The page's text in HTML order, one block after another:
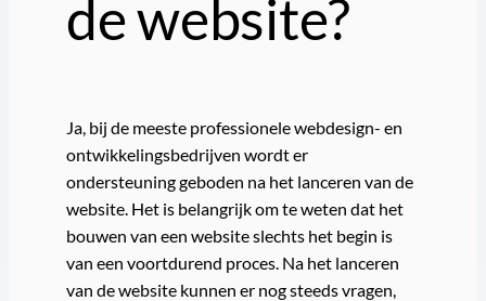
de website?
Ja, bij de meeste professionele webdesign- en
ontwikkelingsbedrijven wordt er
ondersteuning geboden na het lanceren van de
website. Het is belangrijk om te weten dat het
bouwen van een website slechts het begin is
van een voortdurend proces. Na het lanceren
van de website kunnen er nog steeds vragen,